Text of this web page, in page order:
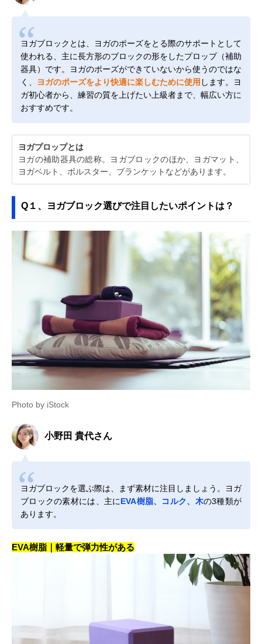
ヨガブロックとは、ヨガのポーズをとる際のサポートとして
使われる、主に長方形のブロックの形をしたプロップ（補助
器具）です。ヨガのポーズができていないから使うのではな
く、
ヨガのポーズをより快適に楽しむために使用 します。ヨ
ガ初心者から、練習の質を上げたい上級者まで、幅広い方に
おすすめです。
ヨガプロップとは
ヨガの補助器具の総称。ヨガブロックのほか、ヨガマット、
ヨガベルト、ボルスター、ブランケットなどがあります。
Q１、ヨガブロック選びで注目したいポイントは？
Photo by iStock
小野田 貴代さん
ヨガブロックを選ぶ際は、まず素材に注目しましょう。ヨガ
ブロックの素材には、主にEVA樹脂、コルク、木の3種類が
あります。
EVA樹脂｜軽量で弾力性がある